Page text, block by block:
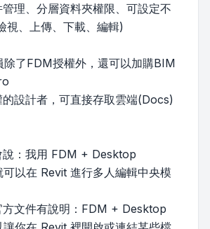
理、分層資料夾權限、可設定不
視、上傳、下載、編輯)
除了FDM授權外，還可以加購BIM
設計者，可直接存取雲端(Docs)
說：我用 FDM + Desktop
以在 Revit 進行多人編輯中央模
方文件有說明：FDM + Desktop